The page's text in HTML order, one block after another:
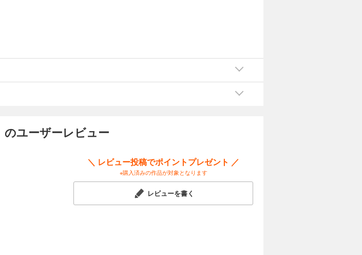
ユーザーレビュー
＼ レビュー投稿でポイントプレゼント ／
※購入済みの作品が対象となります
レビューを書く